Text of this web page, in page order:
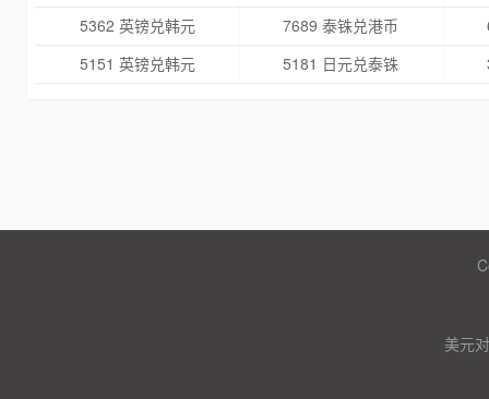
5362 英镑兑韩元
7689 泰铢兑港币
5151 英镑兑韩元
5181 日元兑泰铢
美元